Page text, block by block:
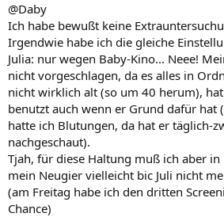
@Daby
Ich habe bewußt keine
Irgendwie habe ich die gleiche
Julia: nur wegen Baby-Kino... Neee!
nicht vorgeschlagen, da es alles in
nicht wirklich alt (so um 40 herum),
benutzt auch wenn er Grund dafür hat
hatte ich Blutungen, da hat er täglich-
nachgeschaut).
Tjah, für diese Haltung muß ich aber
mein Neugier vielleicht bic Juli nicht
(am Freitag habe ich den dritten
Chance)